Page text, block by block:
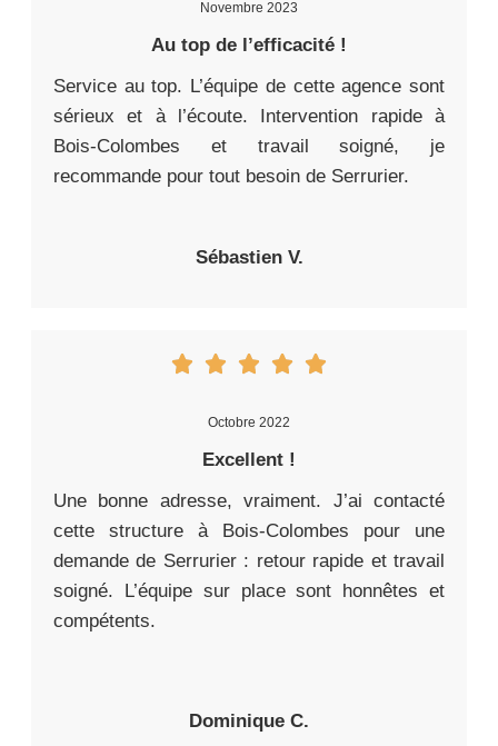
Novembre 2023
Au top de l’efficacité !
Service au top. L’équipe de cette agence sont
sérieux et à l’écoute. Intervention rapide à
Bois-Colombes et travail soigné, je
recommande pour tout besoin de Serrurier.
Sébastien V.
Octobre 2022
Excellent !
Une bonne adresse, vraiment. J’ai contacté
cette structure à Bois-Colombes pour une
demande de Serrurier : retour rapide et travail
soigné. L’équipe sur place sont honnêtes et
compétents.
Dominique C.